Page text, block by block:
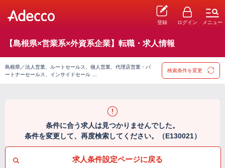
登録 ログイン メニュー
【島根県×営業系×外資系企業】転職・求人情報
島根県／法人営業、ルートセールス、個人営業、代理店営業・パ
ートナーセールス、インサイドセール …
検索条件を変更
条件に合う求人は見つかりませんでした。
条件を変更して、再度検索してください。（E130021）
求人条件設定ページに戻る